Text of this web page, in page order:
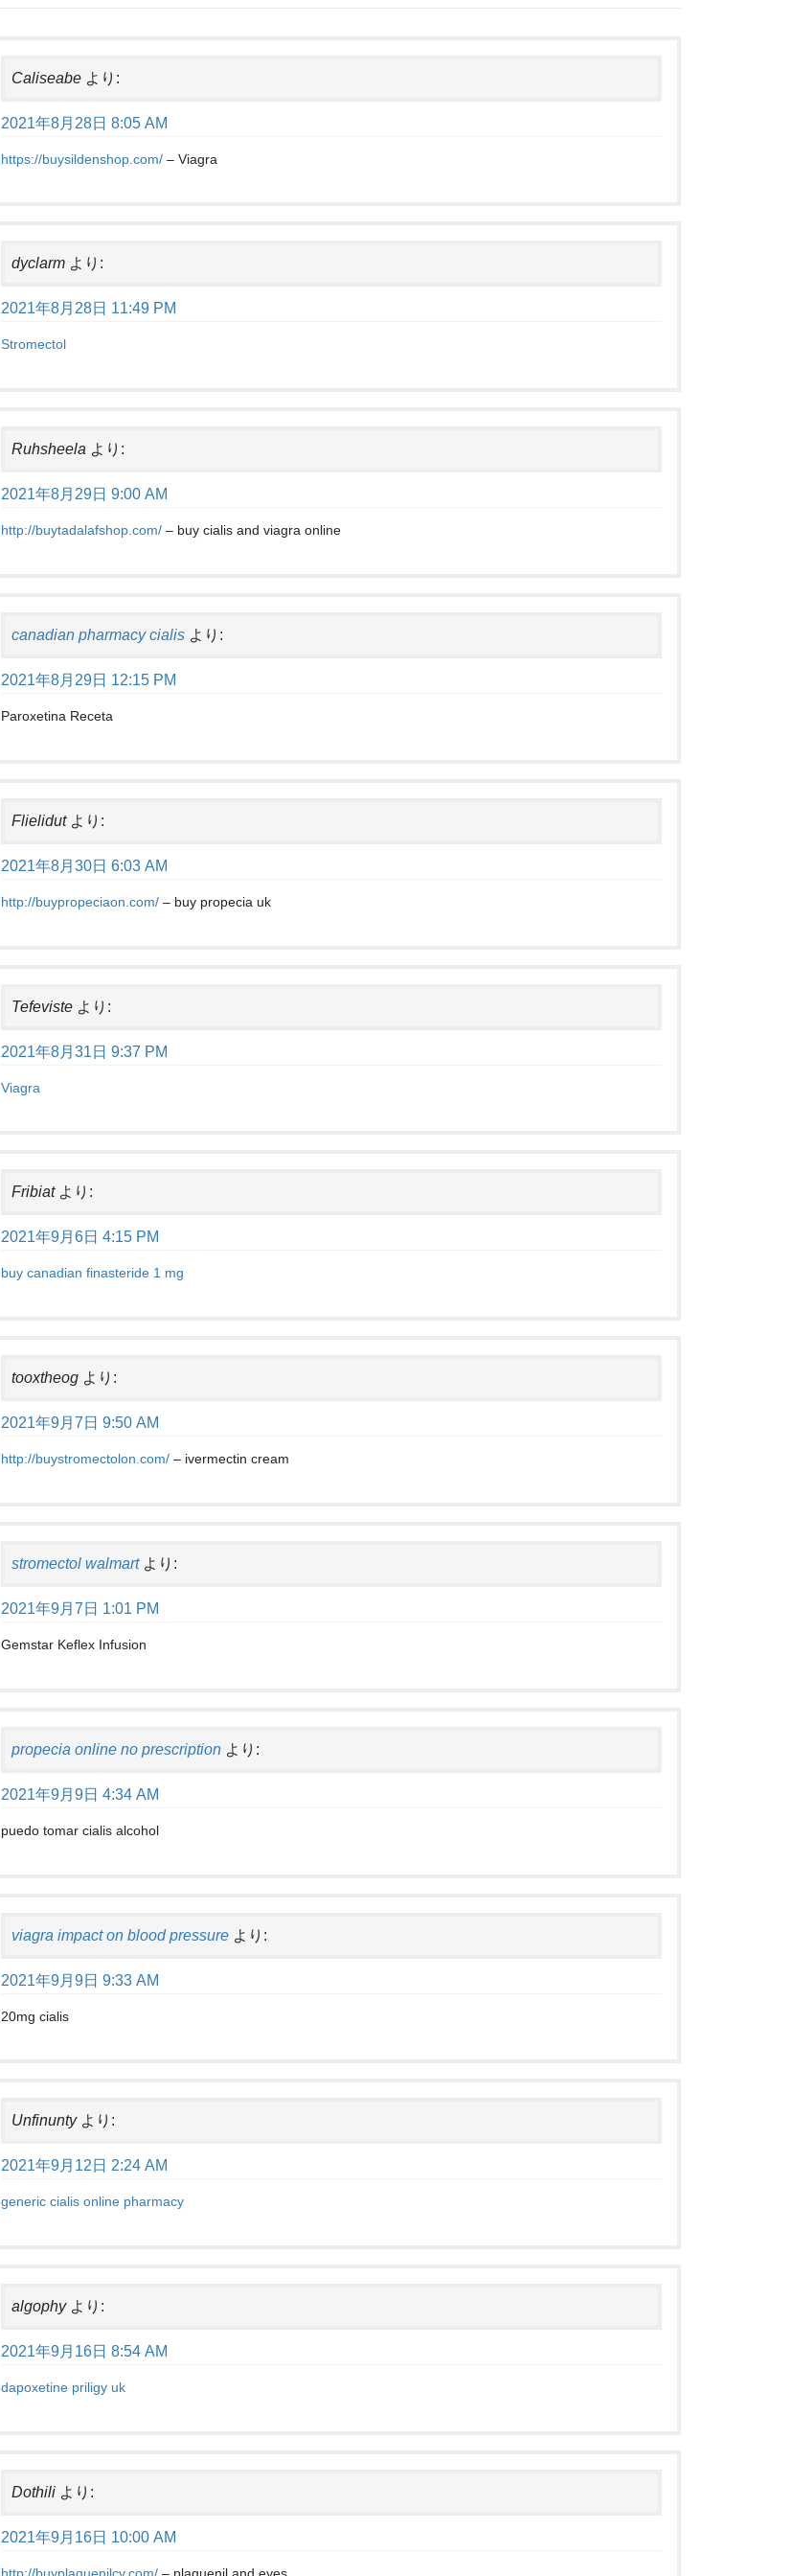
Caliseabe より:
2021年8月28日 8:05 AM
https://buysildenshop.com/ – Viagra
dyclarm より:
2021年8月28日 11:49 PM
Stromectol
Ruhsheela より:
2021年8月29日 9:00 AM
http://buytadalafshop.com/ – buy cialis and viagra online
canadian pharmacy cialis より:
2021年8月29日 12:15 PM
Paroxetina Receta
Flielidut より:
2021年8月30日 6:03 AM
http://buypropeciaon.com/ – buy propecia uk
Tefeviste より:
2021年8月31日 9:37 PM
Viagra
Fribiat より:
2021年9月6日 4:15 PM
buy canadian finasteride 1 mg
tooxtheog より:
2021年9月7日 9:50 AM
http://buystromectolon.com/ – ivermectin cream
stromectol walmart より:
2021年9月7日 1:01 PM
Gemstar Keflex Infusion
propecia online no prescription より:
2021年9月9日 4:34 AM
puedo tomar cialis alcohol
viagra impact on blood pressure より:
2021年9月9日 9:33 AM
20mg cialis
Unfinunty より:
2021年9月12日 2:24 AM
generic cialis online pharmacy
algophy より:
2021年9月16日 8:54 AM
dapoxetine priligy uk
Dothili より:
2021年9月16日 10:00 AM